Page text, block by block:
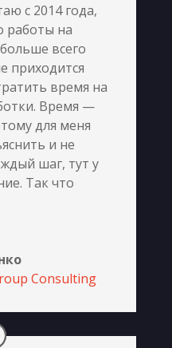
c 2014 года,
работы на
всего
приходится
время на
Время —
для меня
и не
шаг, тут у
Так что
Consulting